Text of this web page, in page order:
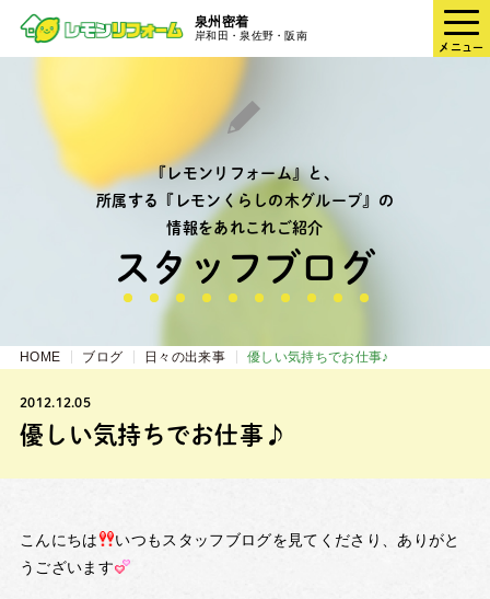
泉州密着
岸和田・泉佐野・阪南
メニュー
『レモンリフォーム』と、
所属する『レモンくらしの木グループ』の
情報をあれこれご紹介
スタッフブログ
HOME ブログ 日々の出来事 優しい気持ちでお仕事♪
2012.12.05
優しい気持ちでお仕事♪
こんにちは
いつもスタッフブログを見てくださり、ありがと
うございます